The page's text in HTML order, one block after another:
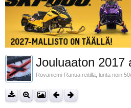
Jouluaaton 2017
Rovaniemi-Ranua reitillä, lunta noin